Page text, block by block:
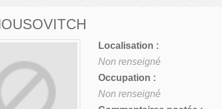
Localisation :
Non renseigné
Occupation :
Non renseigné